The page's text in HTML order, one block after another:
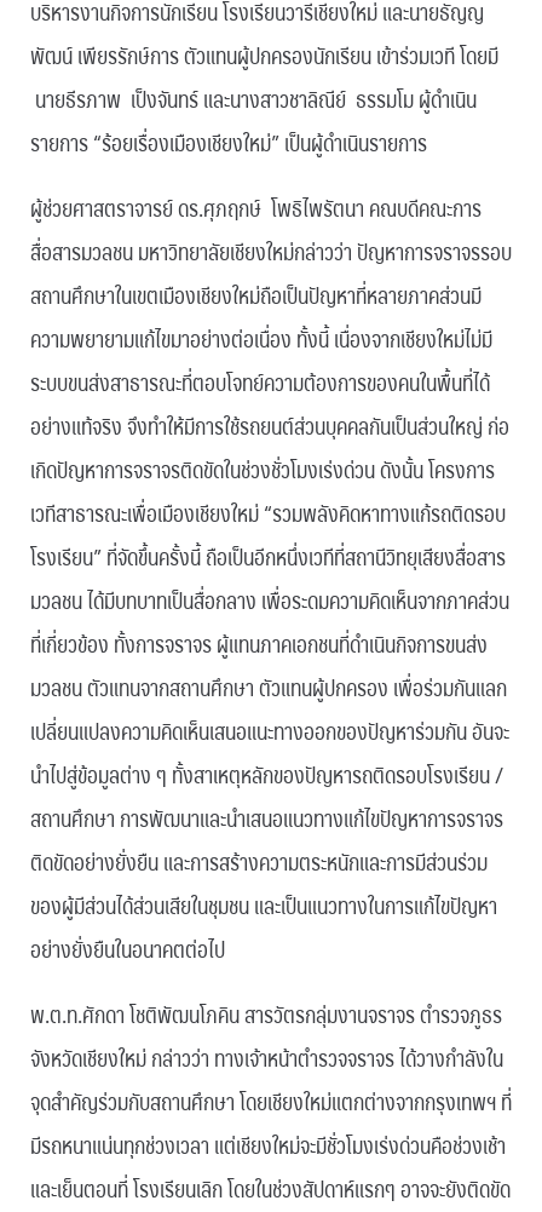
บริหารงานกิจการนักเรียน โรงเรียนวารีเชียงใหม่ และนายธัญญ
พัฒน์ เพียรรักษ์การ ตัวแทนผู้ปกครองนักเรียน เข้าร่วมเวที โดยมี
นายธีรภาพ เป็งจันทร์ และนางสาวชาลิณีย์ ธรรมโม ผู้ดำเนิน
รายการ “ร้อยเรื่องเมืองเชียงใหม่” เป็นผู้ดำเนินรายการ
ผู้ช่วยศาสตราจารย์ ดร.ศุภฤกษ์ โพธิไพรัตนา คณบดีคณะการ
สื่อสารมวลชน มหาวิทยาลัยเชียงใหม่กล่าวว่า ปัญหาการจราจรรอบ
สถานศึกษาในเขตเมืองเชียงใหม่ถือเป็นปัญหาที่หลายภาคส่วนมี
ความพยายามแก้ไขมาอย่างต่อเนื่อง ทั้งนี้ เนื่องจากเชียงใหม่ไม่มี
ระบบขนส่งสาธารณะที่ตอบโจทย์ความต้องการของคนในพื้นที่ได้
อย่างแท้จริง จึงทำให้มีการใช้รถยนต์ส่วนบุคคลกันเป็นส่วนใหญ่ ก่อ
เกิดปัญหาการจราจรติดขัดในช่วงชั่วโมงเร่งด่วน ดังนั้น โครงการ
เวทีสาธารณะเพื่อเมืองเชียงใหม่ “รวมพลังคิดหาทางแก้รถติดรอบ
โรงเรียน” ที่จัดขึ้นครั้งนี้ ถือเป็นอีกหนึ่งเวทีที่สถานีวิทยุเสียงสื่อสาร
มวลชน ได้มีบทบาทเป็นสื่อกลาง เพื่อระดมความคิดเห็นจากภาคส่วน
ที่เกี่ยวข้อง ทั้งการจราจร ผู้แทนภาคเอกชนที่ดำเนินกิจการขนส่ง
มวลชน ตัวแทนจากสถานศึกษา ตัวแทนผู้ปกครอง เพื่อร่วมกันแลก
เปลี่ยนแปลงความคิดเห็นเสนอแนะทางออกของปัญหาร่วมกัน อันจะ
นำไปสู่ข้อมูลต่าง ๆ ทั้งสาเหตุหลักของปัญหารถติดรอบโรงเรียน /
สถานศึกษา การพัฒนาและนำเสนอแนวทางแก้ไขปัญหาการจราจร
ติดขัดอย่างยั่งยืน และการสร้างความตระหนักและการมีส่วนร่วม
ของผู้มีส่วนได้ส่วนเสียในชุมชน และเป็นแนวทางในการแก้ไขปัญหา
อย่างยั่งยืนในอนาคตต่อไป
พ.ต.ท.ศักดา โชติพัฒนโภคิน สารวัตรกลุ่มงานจราจร ตำรวจภูธร
จังหวัดเชียงใหม่ กล่าวว่า ทางเจ้าหน้าตำรวจจราจร ได้วางกำลังใน
จุดสำคัญร่วมกับสถานศึกษา โดยเชียงใหม่แตกต่างจากกรุงเทพฯ ที่
มีรถหนาแน่นทุกช่วงเวลา แต่เชียงใหม่จะมีชั่วโมงเร่งด่วนคือช่วงเช้า
และเย็นตอนที่ โรงเรียนเลิก โดยในช่วงสัปดาห์แรกๆ อาจจะยังติดขัด